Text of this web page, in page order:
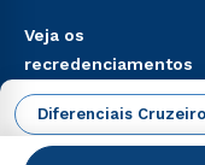
Diferenciais
Veja os
recredenciamentos
aqui